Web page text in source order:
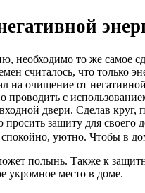
необходимо то же самое
считалось, что только
на очищение от
с
двери. Сделав
защиту для
уютно. Чтобы в
полынь. Также к
укромное место в доме.